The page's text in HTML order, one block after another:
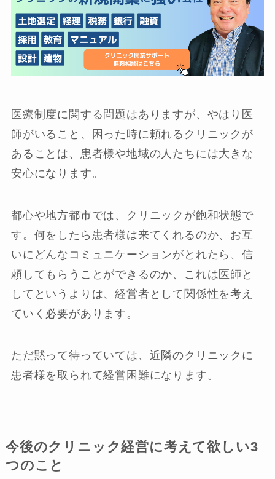
医療制度に関する問題はありますが、やはり医
師がいること、困った時に頼れるクリニックが
あることは、患者様や地域の人たちには大きな
安心になります。
都心や地方都市では、クリニックが飽和状態で
す。何をしたら患者様は来てくれるのか、お互
いにどんなコミュニケーションがとれたら、信
頼してもらうことができるのか、これは医師と
してというよりは、経営者として関係性を考え
ていく必要があります。
ただ黙って待っていては、近隣のクリニックに
患者様を取られて経営困難になります。
今後のクリニック経営に考えて欲しい3
つのこと